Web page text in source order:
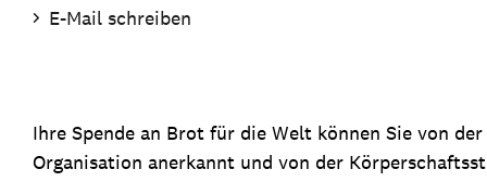
E-Mail schreiben
Ihre Spende an Brot für die Welt können Sie von
Organisation anerkannt und von der